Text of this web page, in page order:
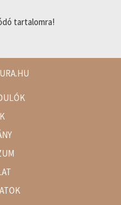
tartalomra!